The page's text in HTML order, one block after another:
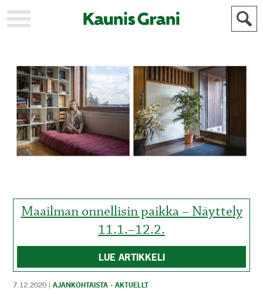
AJANKOHTAISTA
AKTUELLT
URHEILU
IDROTT
KULTTUURI
KULTUR
HISTORIA
HISTORIA
YLEINEN
ALLMÄN
Maailman onnellisin paikka – Näyttely
11.1.–12.2.
LUE ARTIKKELI
7.12.2020 |AJANKOHTAISTA - AKTUELLT